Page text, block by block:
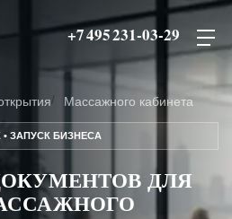
+7 495 231-03-29
Массажного кабинета
ЗАПУСК БИЗНЕСА
ДЛЯ